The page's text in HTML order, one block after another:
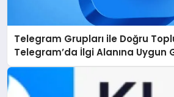
Telegram Grupları ile Doğru
Telegram’da İlgi Alanına Uygun